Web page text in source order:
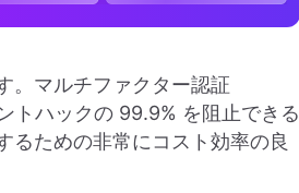
。マルチファクター認証
トハックの 99.9% を阻止できる
るための非常にコスト効率の良